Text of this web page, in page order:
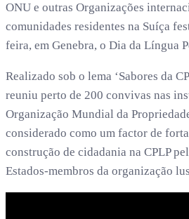
ONU e outras Organizações
comunidades residentes na Suíça
feira, em Genebra, o Dia da Língua
Realizado sob o lema ‘Sabores da
reuniu perto de 200 convivas nas
Organização Mundial da
considerado como um factor de
construção de cidadania na CPLP
Estados-membros da organização